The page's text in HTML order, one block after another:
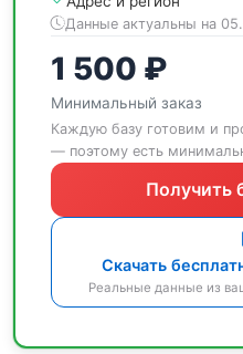
Данные актуальны на
1 500 ₽
Минимальный заказ
Каждую базу готовим и
— поэтому есть
Получить
Скачать
Реальные данные из